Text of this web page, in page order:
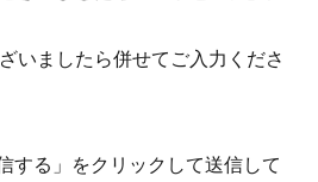
いましたら併せてご入力くださ
する」をクリックして送信して